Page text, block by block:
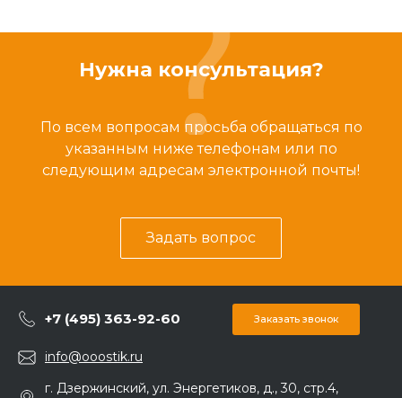
Нужна консультация?
По всем вопросам просьба обращаться по
указанным ниже телефонам или по
следующим адресам электронной почты!
Задать вопрос
+7 (495) 363-92-60 Заказать звонок
info@ooostik.ru
г. Дзержинский, ул. Энергетиков, д., 30, стр.4,